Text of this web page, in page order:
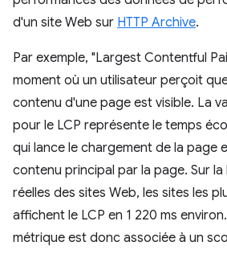
d'un site Web sur HTTP Archive.
Par exemple, "Largest Contentful
moment où un utilisateur perçoit
contenu d'une page est visible. La
pour le LCP représente le temps
qui lance le chargement de la page
contenu principal par la page. Sur
réelles des sites Web, les sites les
affichent le LCP en 1 220 ms
métrique est donc associée à un